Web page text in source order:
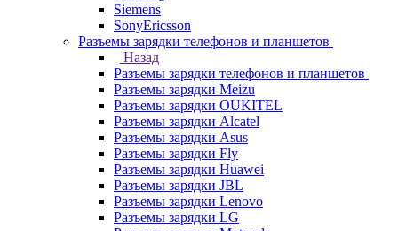
Siemens
SonyEricsson
Разъемы зарядки телефонов и планшетов
Назад
Разъемы зарядки телефонов и планшетов
Разъемы зарядки Meizu
Разъемы зарядки OUKITEL
Разъемы зарядки Alcatel
Разъемы зарядки Asus
Разъемы зарядки Fly
Разъемы зарядки Huawei
Разъемы зарядки JBL
Разъемы зарядки Lenovo
Разъемы зарядки LG